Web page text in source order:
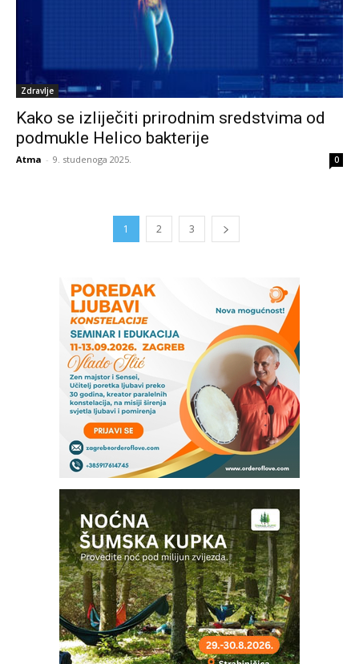
Zdravlje
Kako se izliječiti prirodnim sredstvima od
podmukle Helico bakterije
Atma - 9. studenoga 2025. 0
1 2 3